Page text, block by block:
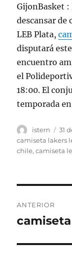
GijonBasket :
descansar de
LEB Plata,
disputará
encuentro
el
18:00. El
temporada en
Autor
istern
el
31
camiseta lakers
chile,camiseta
de
ANTERIOR
Entrada